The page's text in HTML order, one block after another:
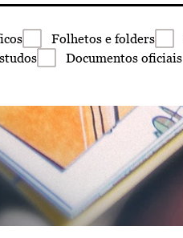
Folhetos e folders
Documentos oficiais